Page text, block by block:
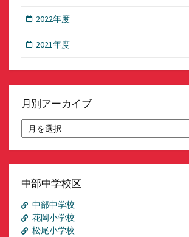
2022年度
2021年度
月別アーカイブ
別
ア
イ
中部中学校区
中部中学校
花岡小学校
松尾小学校